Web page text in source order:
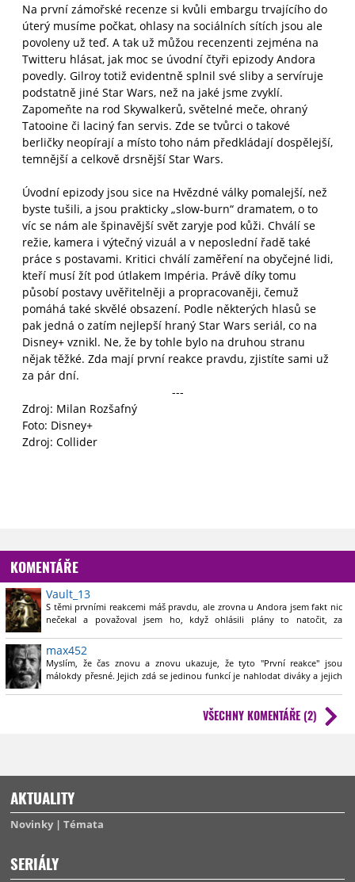
Na první zámořské recenze si kvůli embargu trvajícího do
úterý musíme počkat, ohlasy na sociálních sítích jsou ale
povoleny už teď. A tak už můžou recenzenti zejména na
Twitteru hlásat, jak moc se úvodní čtyři epizody Andora
povedly. Gilroy totiž evidentně splnil své sliby a servíruje
podstatně jiné Star Wars, než na jaké jsme zvyklí.
Zapomeňte na rod Skywalkerů, světelné meče, ohraný
Tatooine či laciný fan servis. Zde se tvůrci o takové
berličky neopírají a místo toho nám předkládají dospělejší,
temnější a celkově drsnější Star Wars.
Úvodní epizody jsou sice na Hvězdné války pomalejší, než
byste tušili, a jsou prakticky „slow-burn“ dramatem, o to
víc se nám ale špinavější svět zaryje pod kůži. Chválí se
režie, kamera i výtečný vizuál a v neposlední řadě také
práce s postavami. Kritici chválí zaměření na obyčejné lidi,
kteří musí žít pod útlakem Impéria. Právě díky tomu
působí postavy uvěřitelněji a propracovaněji, čemuž
pomáhá také skvělé obsazení. Podle některých hlasů se
pak jedná o zatím nejlepší hraný Star Wars seriál, co na
Disney+ vznikl. Ne, že by tohle bylo na druhou stranu
nějak těžké. Zda mají první reakce pravdu, zjistíte sami už
za pár dní.
---
Zdroj: Milan Rozšafný
Foto: Disney+
Zdroj: Collider
KOMENTÁŘE
Vault_13
S těmi prvními reakcemi máš pravdu, ale zrovna u Andora jsem fakt nic
nečekal a považoval jsem ho, když ohlásili plány to natočit, za
to přehodnotil a zrovna v tomto případě bych těm prvním reakcím věřil
tak nějak více, než je tomu jindy. Ale uvidíme, třeba je můj instinkt
špatný.
max452
Myslím, že čas znovu a znovu ukazuje, že tyto "První reakce" jsou
málokdy přesné. Jejich zdá se jedinou funkcí je nahlodat diváky a jejich
Myslím, že dám mnohem víc na Vaše první dojmy zde, případně na
VŠECHNY KOMENTÁŘE (2)
AKTUALITY
Novinky Témata
SERIÁLY